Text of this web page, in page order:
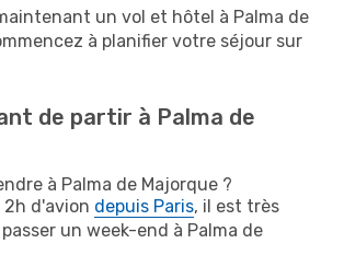
un vol et hôtel à Palma de
à planifier votre séjour sur
de partir à Palma de
à Palma de Majorque ?
2h d'avion depuis Paris, il est très
un week-end à Palma de